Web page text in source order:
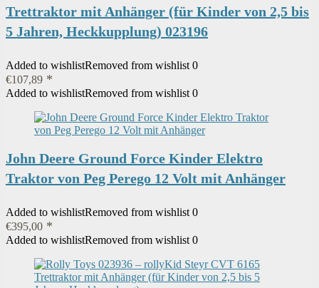
Trettraktor mit Anhänger (für Kinder von 2,5 bis
5 Jahren, Heckkupplung) 023196
Added to wishlistRemoved from wishlist 0
€107,89
Added to wishlistRemoved from wishlist 0
John Deere Ground Force Kinder Elektro
Traktor von Peg Perego 12 Volt mit Anhänger
Added to wishlistRemoved from wishlist 0
€395,00
Added to wishlistRemoved from wishlist 0